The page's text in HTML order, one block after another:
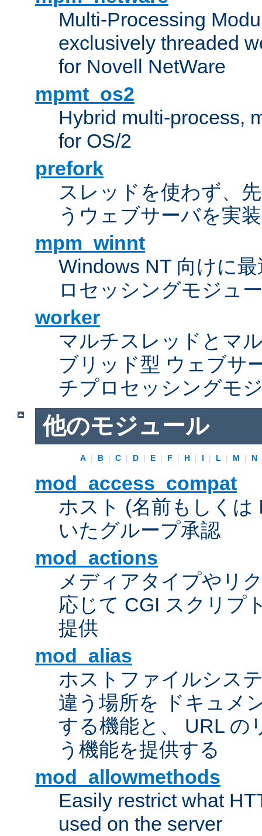
Multi-Processing
exclusively threaded
for Novell NetWare
mpmt_os2
Hybrid multi-process,
for OS/2
prefork
スレッドを使わず、
うウェブサーバを実装
mpm_winnt
Windows NT 向けに
ロセッシングモジュ
worker
マルチスレッドとマ
ブリッド型 ウェブサ
チプロセッシングモ
他のモジュール
A | B | C | D | E | F | H | I | L | M | N
mod_access_compat
ホスト (名前もしくは
いたグループ承認
mod_actions
メディアタイプやリ
応じて CGI スクリプ
提供
mod_alias
ホストファイルシス
違う場所を ドキュメ
する機能と、 URL の
う機能を提供する
mod_allowmethods
Easily restrict what
used on the server